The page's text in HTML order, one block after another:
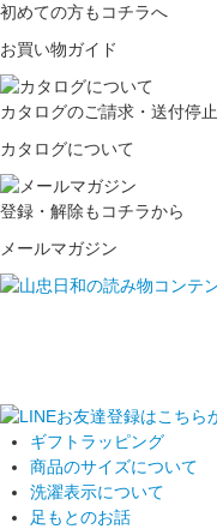
初めての方もコチラへ
お買い物ガイド
カタログのご請求・送付停止
カタログについて
登録・解除もコチラから
メールマガジン
ギフトラッピング
商品のサイズについて
洗濯表示について
足もとのお話